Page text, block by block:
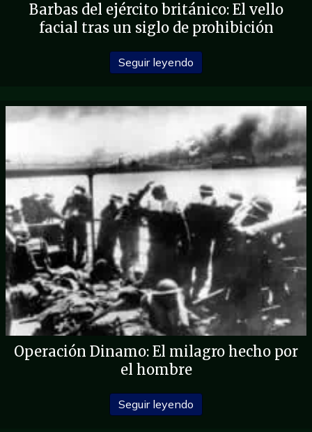
Barbas del ejército británico: El vello
facial tras un siglo de prohibición
Seguir leyendo
Operación Dinamo: El milagro hecho por
el hombre
Seguir leyendo